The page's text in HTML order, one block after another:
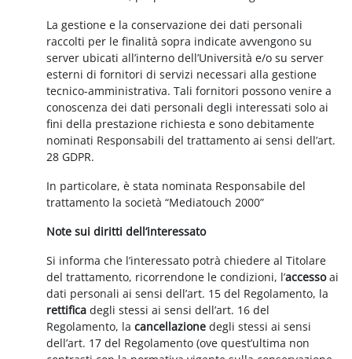
La gestione e la conservazione dei dati personali
raccolti per le finalità sopra indicate avvengono su
server ubicati all’interno dell’Università e/o su server
esterni di fornitori di servizi necessari alla gestione
tecnico-amministrativa. Tali fornitori possono venire a
conoscenza dei dati personali degli interessati solo ai
fini della prestazione richiesta e sono debitamente
nominati Responsabili del trattamento ai sensi dell’art.
28 GDPR.
In particolare, è stata nominata Responsabile del
trattamento la società “Mediatouch 2000”
Note sui diritti dell’interessato
Si informa che l’interessato potrà chiedere al Titolare
del trattamento, ricorrendone le condizioni, l’accessoai
dati personali ai sensi dell’art. 15 del Regolamento, la
rettificadegli stessi ai sensi dell’art. 16 del
Regolamento, lacancellazione degli stessi ai sensi
dell’art. 17 del Regolamento (ove quest’ultima non